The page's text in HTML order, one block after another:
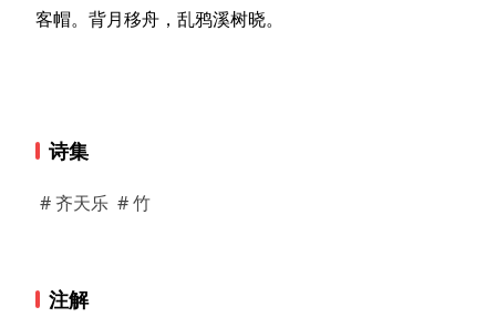
客帽。背月移舟，乱鸦溪树晓。
诗集
# 齐天乐 # 竹
注解